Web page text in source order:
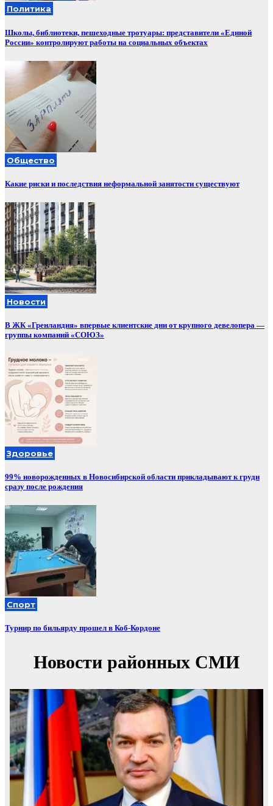
Политика
Школы, библиотеки, пешеходные тротуары: представители «Единой
России» контролируют работы на социальных объектах
Общество
Какие риски и последствия неформальной занятости существуют
Новости
В ЖК «Гренландия» впервые клиентские дни от крупного девелопера —
группы компаний «СОЮЗ»
Здоровье
99% новорожденных в Новосибирской области прикладывают к груди
сразу после рождения
Спорт
Турнир по бильярду прошел в Коб-Кордоне